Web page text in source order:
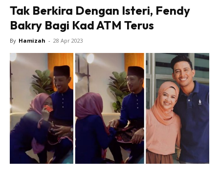
Tak Berkira Dengan Isteri, Fendy
Bakry Bagi Kad ATM Terus
By Hamizah - 28 Apr 2023